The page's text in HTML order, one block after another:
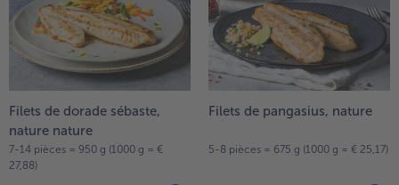
Filets de dorade sébaste,
nature nature
7-14 pièces = 950 g (1000 g = €
27,88)
Filets de pangasius, nature
5-8 pièces = 675 g (1000 g = € 25,17)